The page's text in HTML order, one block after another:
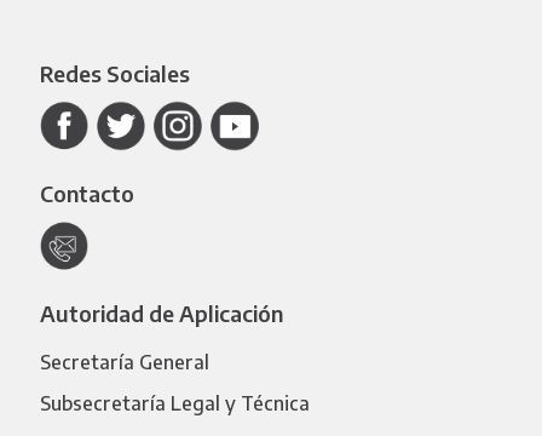
Redes Sociales
Contacto
Autoridad de Aplicación
Secretaría General
Subsecretaría Legal y Técnica